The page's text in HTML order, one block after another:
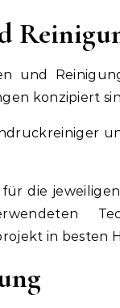
und
konzipiert
die
in besten